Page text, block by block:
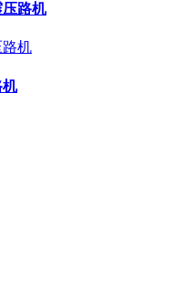
路机
机